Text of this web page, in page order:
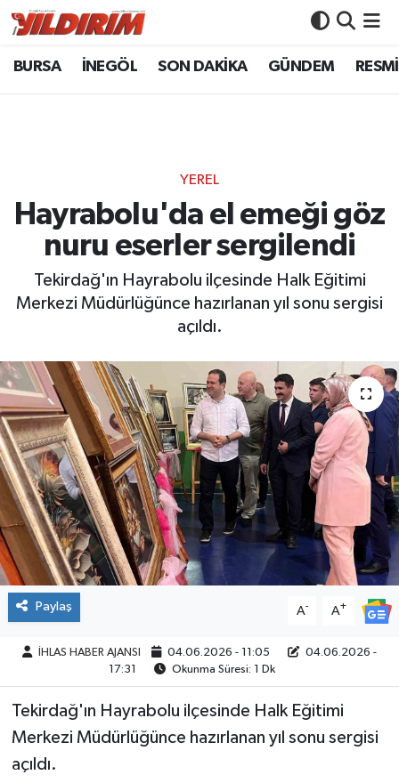
BURSA İNEGÖL SON DAKİKA GÜNDEM
YEREL
Hayrabolu'da el emeği göz
nuru eserler sergilendi
Tekirdağ'ın Hayrabolu ilçesinde Halk Eğitimi
Merkezi Müdürlüğünce hazırlanan yıl sonu sergisi
açıldı.
Paylaş A- A+
İHLAS HABER AJANSI 04.06.2026 - 11:05
04.06.2026 -
17:31
Okunma Süresi: 1 Dk
Tekirdağ'ın Hayrabolu ilçesinde Halk Eğitimi
Merkezi Müdürlüğünce hazırlanan yıl sonu sergisi
açıldı.
BURSA
GÜNDEM
RESMİ İLANLAR
KÖŞE YAZILARI
YAŞAM
SPOR
Bursa Nöbetçi Eczaneler
Bursa Trafik Yoğunluk Haritası
Süper Lig Puan Durumu ve Fikstür
Tüm Manşetler
Son Dakika Haberleri
Haber Arşivi